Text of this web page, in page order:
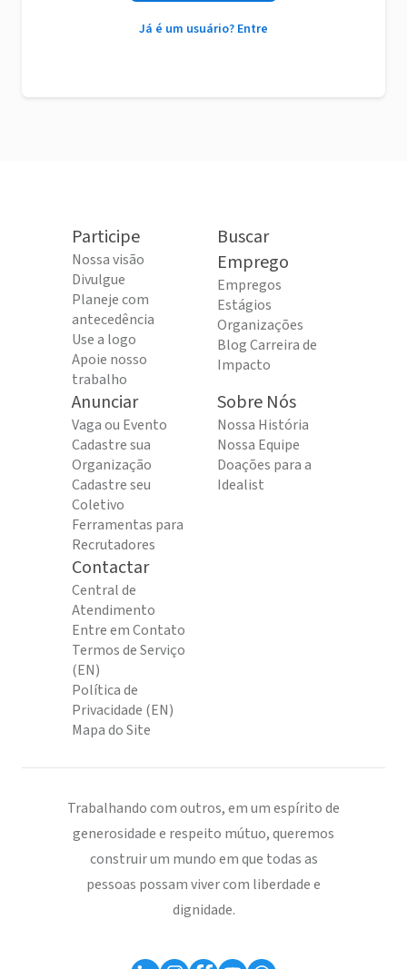
Já é um usuário? Entre
Participe
Nossa visão
Divulgue
Planeje com
antecedência
Use a logo
Apoie nosso
trabalho
Buscar
Emprego
Empregos
Estágios
Organizações
Blog Carreira de
Impacto
Anunciar
Vaga ou Evento
Cadastre sua
Organização
Cadastre seu
Coletivo
Ferramentas para
Recrutadores
Sobre Nós
Nossa História
Nossa Equipe
Doações para a
Idealist
Contactar
Central de
Atendimento
Entre em Contato
Termos de Serviço
(EN)
Política de
Privacidade (EN)
Mapa do Site
Trabalhando com outros, em um espírito de
generosidade e respeito mútuo, queremos
construir um mundo em que todas as
pessoas possam viver com liberdade e
dignidade.